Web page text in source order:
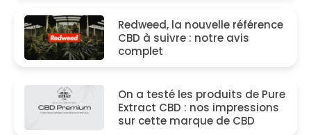
Redweed, la nouvelle référence
CBD à suivre : notre avis
complet
On a testé les produits de Pure
Extract CBD : nos impressions
sur cette marque de CBD